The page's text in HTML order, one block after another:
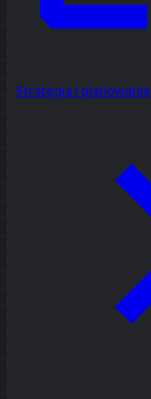
Strategia i planowanie